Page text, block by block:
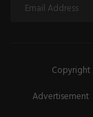
Copyright
Advertisement